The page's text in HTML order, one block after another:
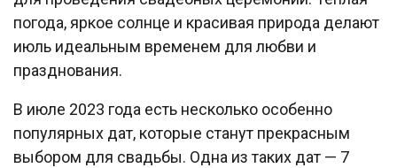
погода, яркое солнце и красивая природа делают
июль идеальным временем для любви и
празднования.
В июле 2023 года есть несколько особенно
популярных дат, которые станут прекрасным
выбором для свадьбы. Одна из таких дат — 7